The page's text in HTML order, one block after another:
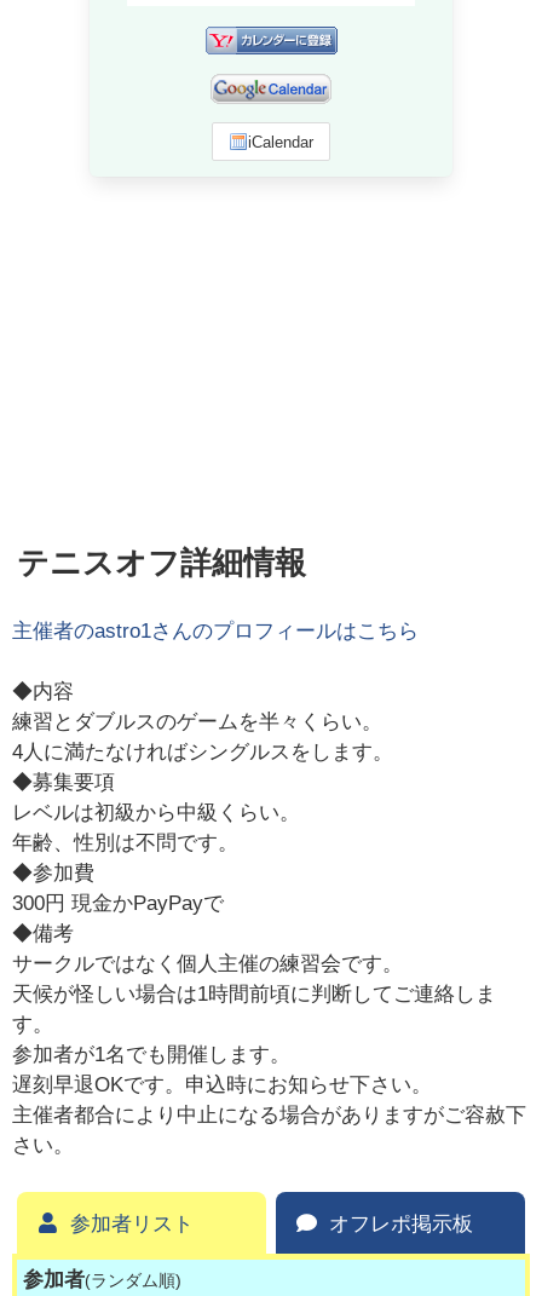
iCalendar
テニスオフ詳細情報
主催者のastro1さんのプロフィールはこちら
◆内容
練習とダブルスのゲームを半々くらい。
4人に満たなければシングルスをします。
◆募集要項
レベルは初級から中級くらい。
年齢、性別は不問です。
◆参加費
300円 現金かPayPayで
◆備考
サークルではなく個人主催の練習会です。
天候が怪しい場合は1時間前頃に判断してご連絡しま
す。
参加者が1名でも開催します。
遅刻早退OKです。申込時にお知らせ下さい。
主催者都合により中止になる場合がありますがご容赦下
さい。
参加者リスト オフレポ掲示板
参加者(ランダム順)